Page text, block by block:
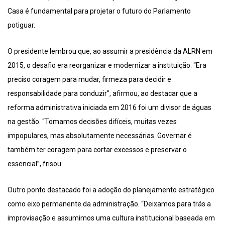
Casa é fundamental para projetar o futuro do Parlamento
potiguar.
O presidente lembrou que, ao assumir a presidência da ALRN em
2015, o desafio era reorganizar e modernizar a instituição. “Era
preciso coragem para mudar, firmeza para decidir e
responsabilidade para conduzir”, afirmou, ao destacar que a
reforma administrativa iniciada em 2016 foi um divisor de águas
na gestão. “Tomamos decisões difíceis, muitas vezes
impopulares, mas absolutamente necessárias. Governar é
também ter coragem para cortar excessos e preservar o
essencial”, frisou.
Outro ponto destacado foi a adoção do planejamento estratégico
como eixo permanente da administração. “Deixamos para trás a
improvisação e assumimos uma cultura institucional baseada em